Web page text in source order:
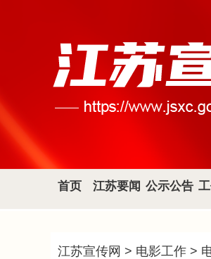
首页 江苏要闻 公示公告
江苏宣传网 > 电影工作 >